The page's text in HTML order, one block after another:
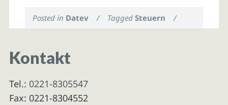
Posted in Datev / TaggedSteuern /
Kontakt
Tel.: 0221-8305547
Fax: 0221-8304552